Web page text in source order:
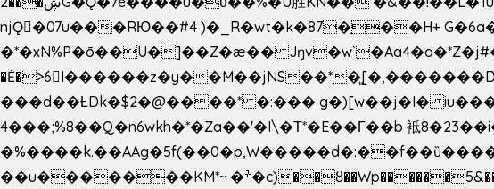
njǬ�07u���RЮ��#4 )�_R�wt�k�87�̠��H+
�*�xN%P�ō��U�]��Z�æ��
�Ě�>6򁊔I������z�y�
���d��ȽDk�$2�@����* �:��� g�)[w��j�I�
4���;%8��Q�n6wkh�*�Za��'�I\�Τ*�E��Γ��b 袛8�23�
��u�������KM*~ �ׯ�c)��ȣ��Wp������5&��EN����*�&&6F��Le��~�P�άv����ui?